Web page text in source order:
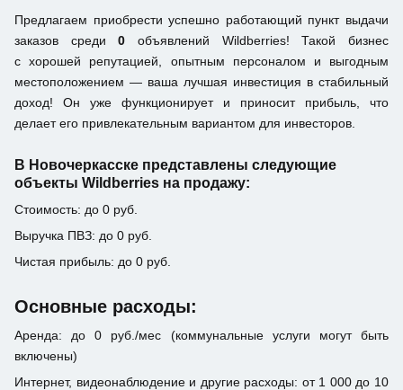
Предлагаем приобрести успешно работающий пункт выдачи
заказов среди0 объявлений Wildberries! Такой бизнес
с хорошей репутацией, опытным персоналом и выгодным
местоположением — ваша лучшая инвестиция в стабильный
доход! Он уже функционирует и приносит прибыль, что
делает его привлекательным вариантом для инвесторов.
В Новочеркасске представлены следующие
объекты Wildberries на продажу:
Стоимость: до 0 руб.
Выручка ПВЗ: до 0 руб.
Чистая прибыль: до 0 руб.
Основные расходы:
Аренда: до 0 руб./мес (коммунальные услуги могут быть
включены)
Интернет, видеонаблюдение и другие расходы: от 1 000 до 10